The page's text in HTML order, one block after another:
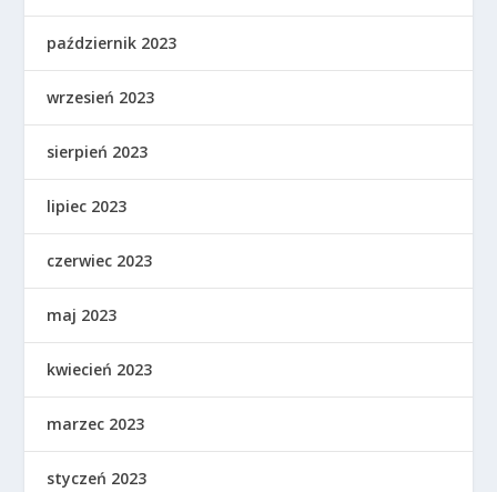
październik 2023
wrzesień 2023
sierpień 2023
lipiec 2023
czerwiec 2023
maj 2023
kwiecień 2023
marzec 2023
styczeń 2023